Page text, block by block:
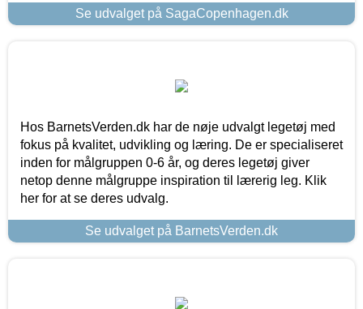
Se udvalget på SagaCopenhagen.dk
Hos BarnetsVerden.dk har de nøje udvalgt legetøj med
fokus på kvalitet, udvikling og læring. De er specialiseret
inden for målgruppen 0-6 år, og deres legetøj giver
netop denne målgruppe inspiration til lærerig leg. Klik
her for at se deres udvalg.
Se udvalget på BarnetsVerden.dk